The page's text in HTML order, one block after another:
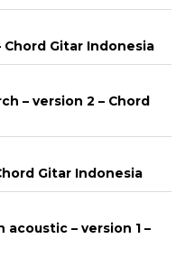
Chord Gitar Indonesia
– version 2 – Chord
Gitar Indonesia
acoustic – version 1 –